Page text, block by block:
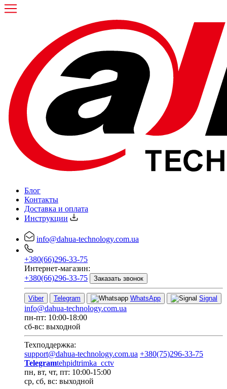
Блог
Контакты
Доставка и оплата
Инструкции
info@dahua-technology.com.ua
+380(66)296-33-75
Интернет-магазин:
+380(66)296-33-75
Заказать звонок
Viber Telegram WhatsApp Signal
info@dahua-technology.com.ua
пн-пт: 10:00-18:00
сб-вс: выходной
Техподдержка:
support@dahua-technology.com.ua +380(75)296-33-75
Telegramtehpidtrimka_cctv
пн, вт, чт, пт: 10:00-15:00
ср, сб, вс: выходной